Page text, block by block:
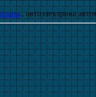
.. автоэлектрика